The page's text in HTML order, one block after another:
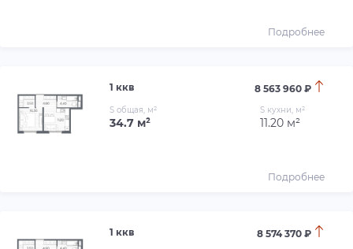
Подробнее
1 ккв 8 563 960 ₽
S общая, м²
34.7 м²
S кухни, м²
11.20 м²
Подробнее
1 ккв 8 574 370 ₽